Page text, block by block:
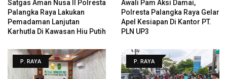
Satgas Aman Nusa II Polresta
Palangka Raya Lakukan
Pemadaman Lanjutan
Karhutla Di Kawasan Hiu Putih
Awali Pam Aksi Damai,
Polresta Palangka Raya Gelar
Apel Kesiapan Di Kantor PT.
PLN UP3
P. RAYA P. RAYA